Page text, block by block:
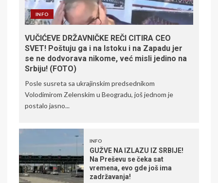
INFO
VUČIĆEVE DRŽAVNIČKE REČI CITIRA CEO
SVET! Poštuju ga i na Istoku i na Zapadu jer
se ne dodvorava nikome, već misli jedino na
Srbiju! (FOTO)
Posle susreta sa ukrajinskim predsednikom
Volodimirom Zelenskim u Beogradu, još jednom je
postalo jasno...
INFO
GUŽVE NA IZLAZU IZ SRBIJE!
Na Preševu se čeka sat
vremena, evo gde još ima
zadržavanja!